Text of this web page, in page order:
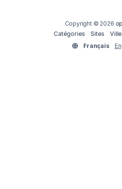
Copyright © 2026
Catégories
Sites
Français